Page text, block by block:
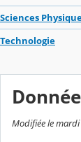
Sciences
Technologie
Modifiée le